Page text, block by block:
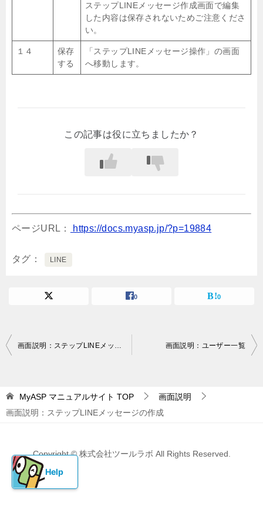
ステップLINEメッセージ作成画面で編集
した内容は保存されないためご注意くださ
い。
１４
保存
する
「ステップLINEメッセージ操作」の画面
へ移動します。
この記事は役に立ちましたか？
ページURL： https://docs.myasp.jp/?p=19884
タグ LINE
0 0
投
ビ
ゲ
シ
ョ
ン
画面説明：ステップLINEメッセージ設定 画面説明：ユーザー一覧
MyASP マニュアルサイト TOP
画面説明
画面説明：ステップLINEメッセージの作成
Copyright © 株式会社ツールラボ All Rights Reserved.